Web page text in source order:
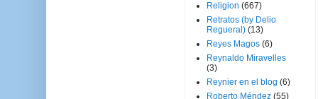
Religion (667)
Retratos (by Delio
Regueral) (13)
Reyes Magos (6)
Reynaldo Miravelles
(3)
Reynier en el blog (6)
Roberto Méndez (55)